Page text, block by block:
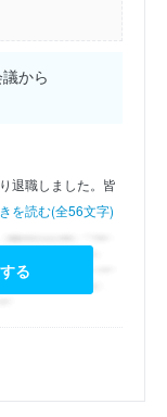
から
退職しました。皆
を読む(全56文字)
る